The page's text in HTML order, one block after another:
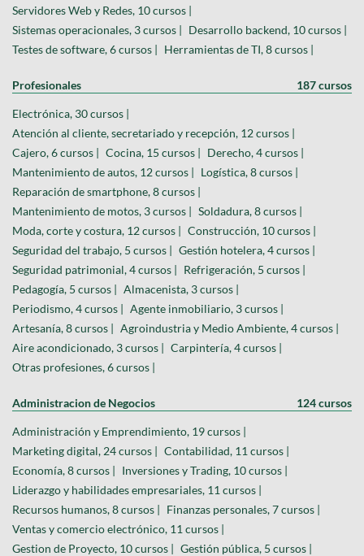
Servidores Web y Redes, 10 cursos |
Sistemas operacionales, 3 cursos | Desarrollo backend, 10 cursos |
Testes de software, 6 cursos | Herramientas de TI, 8 cursos |
Profesionales 187 cursos
Electrónica, 30 cursos |
Atención al cliente, secretariado y recepción, 12 cursos |
Cajero, 6 cursos | Cocina, 15 cursos | Derecho, 4 cursos |
Mantenimiento de autos, 12 cursos | Logística, 8 cursos |
Reparación de smartphone, 8 cursos |
Mantenimiento de motos, 3 cursos | Soldadura, 8 cursos |
Moda, corte y costura, 12 cursos | Construcción, 10 cursos |
Seguridad del trabajo, 5 cursos | Gestión hotelera, 4 cursos |
Seguridad patrimonial, 4 cursos | Refrigeración, 5 cursos |
Pedagogía, 5 cursos | Almacenista, 3 cursos |
Periodismo, 4 cursos | Agente inmobiliario, 3 cursos |
Artesanía, 8 cursos | Agroindustria y Medio Ambiente, 4 cursos |
Aire acondicionado, 3 cursos | Carpintería, 4 cursos |
Otras profesiones, 6 cursos |
Administracion de Negocios 124 cursos
Administración y Emprendimiento, 19 cursos |
Marketing digital, 24 cursos | Contabilidad, 11 cursos |
Economía, 8 cursos | Inversiones y Trading, 10 cursos |
Liderazgo y habilidades empresariales, 11 cursos |
Recursos humanos, 8 cursos | Finanzas personales, 7 cursos |
Ventas y comercio electrónico, 11 cursos |
Gestion de Proyecto, 10 cursos | Gestión pública, 5 cursos |